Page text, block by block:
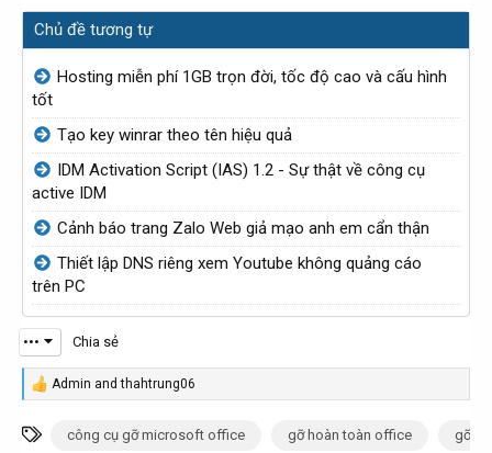
h
ủ
đ
ề
t
ạ
o
b
ở
i
g
ử
ủ
ạ
o
b
i
à
i
Chủ đề tương tự
Hosting miễn phí 1GB trọn đời, tốc độ cao và cấu hình
tốt
Tạo key winrar theo tên hiệu quả
IDM Activation Script (IAS) 1.2 - Sự thật về công cụ
active IDM
Cảnh báo trang Zalo Web giả mạo anh em cẩn thận
Thiết lập DNS riêng xem Youtube không quảng cáo
trên PC
••• Chia sẻ
R
a
c
Admin andthahtrung06
T
công cụ gỡ microsoft office gỡ hoàn toàn office gỡ